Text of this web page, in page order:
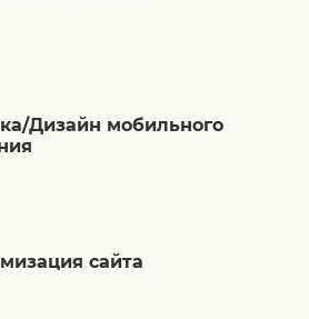
Дизайн мобильного
сайта